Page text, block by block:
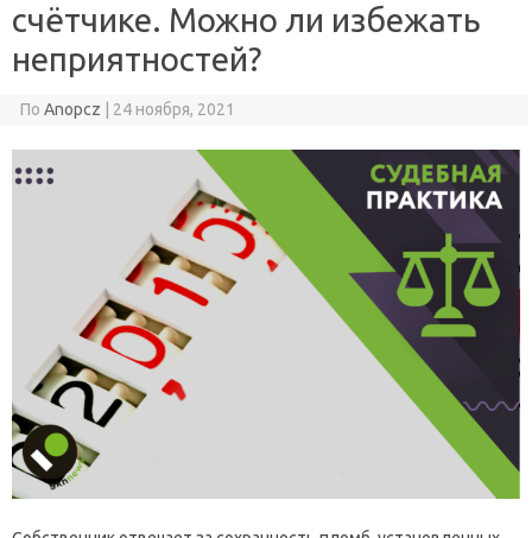
счётчике. Можно ли избежать
неприятностей?
По Anopcz 24 ноября, 2021